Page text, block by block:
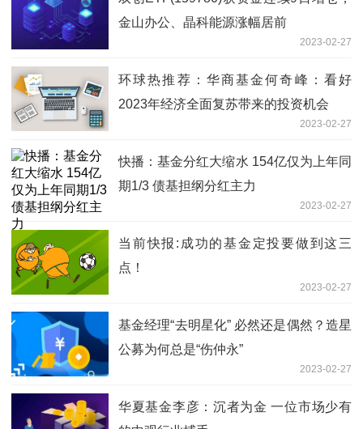
金山办公、晶科能源涨幅居前
2023-02-27
环球热推荐：华商基金何奇峰：看好
2023年经济全面复苏带来的投资机会
2023-02-27
快播：基金分红大缩水 154亿仅为上年同
期1/3 债基担纲分红主力
2023-02-27
当前快报:成功的基金定投要做到这三
点！
2023-02-27
基金经理“去明星化” 必然还是偶然？造星
公募为何总是“伤仲永”
2023-02-27
华夏基金李彦：沉者为金 一位市场少有